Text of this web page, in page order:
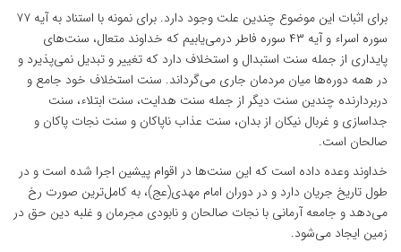
برای اثبات این موضوع چندین علت وجود دارد. برای نمونه با استناد به آیه ۷۷
سوره اسراء و آیه ۴۳ سوره فاطر درمی‌یابیم که خداوند متعال، سنت‌های
پایداری از جمله سنت استبدال و استخلاف دارد که تغییر و تبدیل نمی‌پذیرد و
در همه دوره‌ها میان مردمان جاری می‌گرداند. سنت استخلاف خود جامع و
دربردارنده چندین سنت دیگر از جمله سنت هدایت، سنت ابتلاء، سنت
جداسازی و غربال نیکان از بدان، سنت عذاب ناپاکان و سنت نجات پاکان و
صالحان است.
خداوند وعده داده است که این سنت‌ها در اقوام پیشین اجرا شده است و در
طول تاریخ جریان دارد و در دوران امام مهدی(عج)، به کامل‌ترین صورت رخ
می‌دهد و جامعه آرمانی با نجات صالحان و نابودی مجرمان و غلبه دین حق در
زمین ایجاد می‌شود.